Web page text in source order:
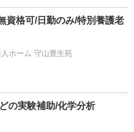
資格可/日勤のみ/特別養護老
ホーム 守山豊生苑
の実験補助/化学分析